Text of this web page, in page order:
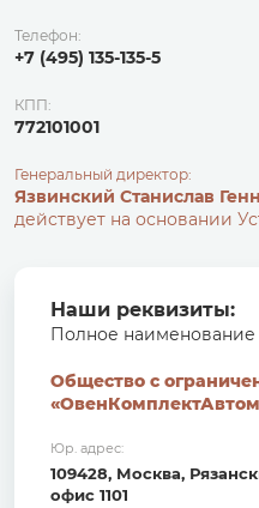
Телефон:
+7 (495) 135-135-5
КПП:
772101001
Генеральный директор:
Язвинский Станислав
действует на основании
Наши реквизиты:
Полное наименование
Общество с
Юр. адрес:
109428, Москва,
офис 1101